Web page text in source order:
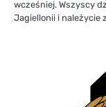
wcześniej. Wszyscy
Jagiellonii i należycie